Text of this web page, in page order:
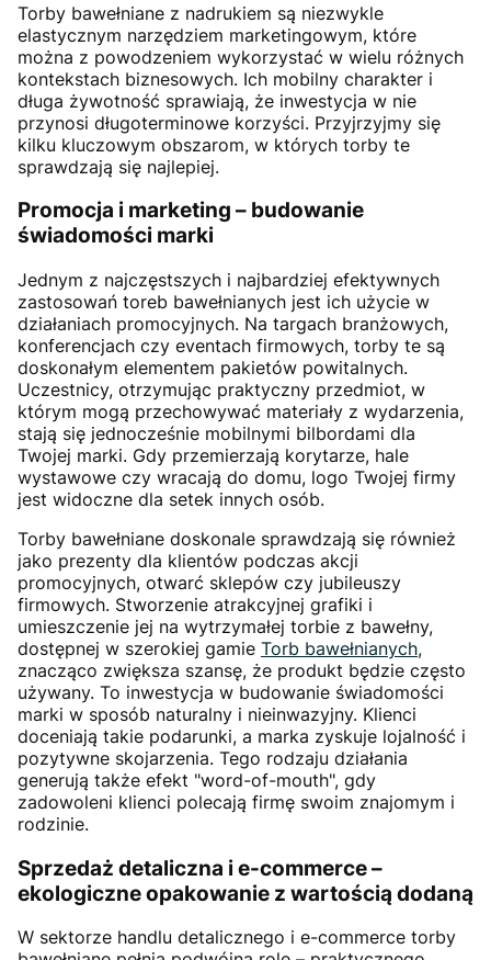
Torby bawełniane z nadrukiem są niezwykle
elastycznym narzędziem marketingowym, które
można z powodzeniem wykorzystać w wielu różnych
kontekstach biznesowych. Ich mobilny charakter i
długa żywotność sprawiają, że inwestycja w nie
przynosi długoterminowe korzyści. Przyjrzyjmy się
kilku kluczowym obszarom, w których torby te
sprawdzają się najlepiej.
Promocja i marketing – budowanie
świadomości marki
Jednym z najczęstszych i najbardziej efektywnych
zastosowań toreb bawełnianych jest ich użycie w
działaniach promocyjnych. Na targach branżowych,
konferencjach czy eventach firmowych, torby te są
doskonałym elementem pakietów powitalnych.
Uczestnicy, otrzymując praktyczny przedmiot, w
którym mogą przechowywać materiały z wydarzenia,
stają się jednocześnie mobilnymi bilbordami dla
Twojej marki. Gdy przemierzają korytarze, hale
wystawowe czy wracają do domu, logo Twojej firmy
jest widoczne dla setek innych osób.
Torby bawełniane doskonale sprawdzają się również
jako prezenty dla klientów podczas akcji
promocyjnych, otwarć sklepów czy jubileuszy
firmowych. Stworzenie atrakcyjnej grafiki i
umieszczenie jej na wytrzymałej torbie z bawełny,
dostępnej w szerokiej gamie Torb bawełnianych,
znacząco zwiększa szansę, że produkt będzie często
używany. To inwestycja w budowanie świadomości
marki w sposób naturalny i nieinwazyjny. Klienci
doceniają takie podarunki, a marka zyskuje lojalność i
pozytywne skojarzenia. Tego rodzaju działania
generują także efekt "word-of-mouth", gdy
zadowoleni klienci polecają firmę swoim znajomym i
rodzinie.
Sprzedaż detaliczna i e-commerce –
ekologiczne opakowanie z wartością dodaną
W sektorze handlu detalicznego i e-commerce torby